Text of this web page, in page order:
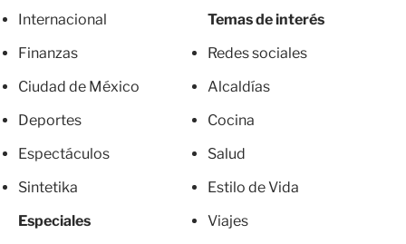
Internacional
Finanzas
Ciudad de México
Deportes
Espectáculos
Sintetika
Especiales
Temas de interés
Redes sociales
Alcaldías
Cocina
Salud
Estilo de Vida
Viajes